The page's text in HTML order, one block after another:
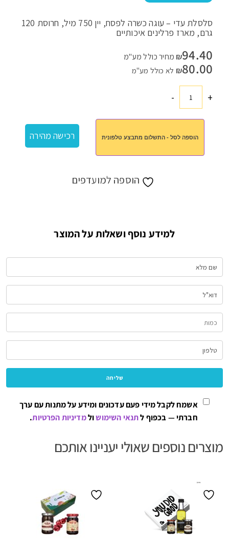
סלסלת עדי – עוגה כשרה לפסח, יין 750 מיל, חרוסת 120
גרם, מארז פרלינים איכותיים
₪94.40
מחיר כולל מע"מ
₪80.00 לא כולל מע"מ
+כמות
-
הוספה לסל - התשלום מתבצע טלפונית רכישה מהירה
הוספה למועדפים
למידע נוסף ושאלות על המוצר
אשמח לקבל מידי פעם עדכונים ומידע על מתנות עם ערך
חברתי — בכפוף לתנאי השימושולמדיניות הפרטיות.
מוצרים נוספים שאולי יעניינו אותכם